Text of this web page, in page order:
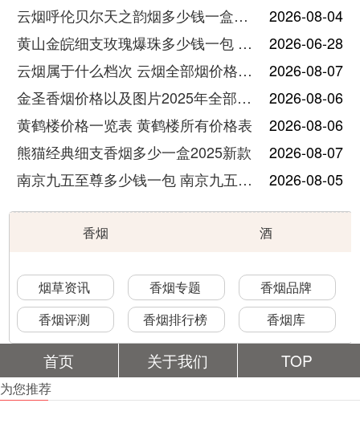
云烟呼伦贝尔天之韵烟多少钱一盒中支价格
2026-08-04
黄山金皖细支玫瑰爆珠多少钱一包 黄山金皖细支玫瑰爆珠2025最新价格
2026-06-28
云烟属于什么档次 云烟全部烟价格表大全
2026-08-07
金圣香烟价格以及图片2025年全部价格
2026-08-06
黄鹤楼价格一览表 黄鹤楼所有价格表
2026-08-06
熊猫经典细支香烟多少一盒2025新款
2026-08-07
南京九五至尊多少钱一包 南京九五至尊价格及图片
2026-08-05
香烟 酒
烟草资讯 香烟专题
香烟品牌
香烟评测
香烟排行榜 香烟库
首页 关于我们 TOP
为您推荐